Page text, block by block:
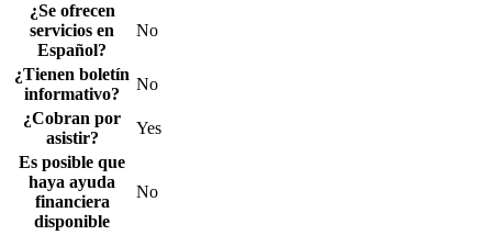
¿Se ofrecen
servicios en
Español?
No
¿Tienen boletín
informativo?
No
¿Cobran por
asistir?
Yes
Es posible que
haya ayuda
financiera
disponible
No